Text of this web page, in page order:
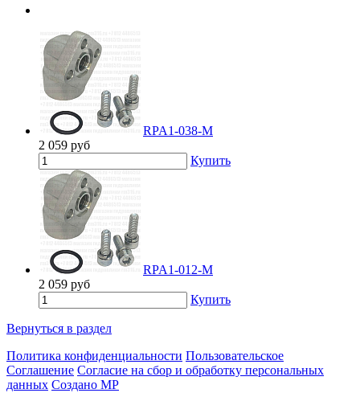
RPA1-038-M
2 059 руб
Купить
RPA1-012-M
2 059 руб
Купить
Вернуться в раздел
Политика конфиденциальности Пользовательское
Соглашение Согласие на сбор и обработку персональных
данных Создано МР